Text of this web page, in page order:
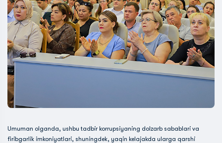
Umuman olganda, ushbu tadbir korrupsiyaning dolzarb sabablari va
firibgarlik imkoniyatlari, shuningdek, yaqin kelajakda ularga qarshi